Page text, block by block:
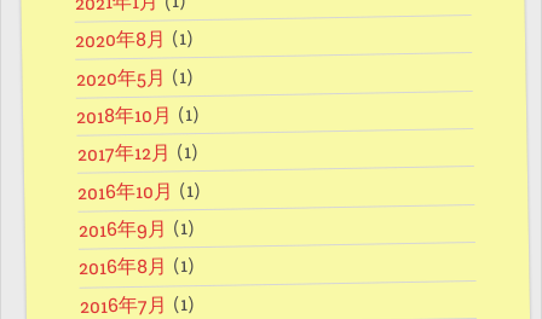
2020年8月 (1)
2020年5月 (1)
2018年10月 (1)
2017年12月 (1)
2016年10月 (1)
2016年9月 (1)
2016年8月 (1)
2016年7月 (1)